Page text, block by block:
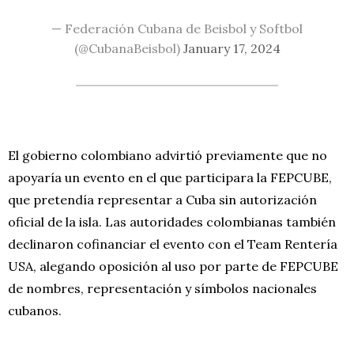
— Federación Cubana de Beisbol y Softbol
(@CubanaBeisbol) January 17, 2024
El gobierno colombiano advirtió previamente que no
apoyaría un evento en el que participara la FEPCUBE,
que pretendía representar a Cuba sin autorización
oficial de la isla. Las autoridades colombianas también
declinaron cofinanciar el evento con el Team Rentería
USA, alegando oposición al uso por parte de FEPCUBE
de nombres, representación y símbolos nacionales
cubanos.